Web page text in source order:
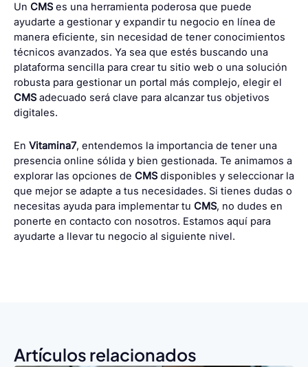
Un CMS es una herramienta poderosa que puede
ayudarte a gestionar y expandir tu negocio en línea de
manera eficiente, sin necesidad de tener conocimientos
técnicos avanzados. Ya sea que estés buscando una
plataforma sencilla para crear tu sitio web o una solución
robusta para gestionar un portal más complejo, elegir el
CMS adecuado será clave para alcanzar tus objetivos
digitales.
En Vitamina7, entendemos la importancia de tener una
presencia online sólida y bien gestionada. Te animamos a
explorar las opciones de CMS disponibles y seleccionar la
que mejor se adapte a tus necesidades. Si tienes dudas o
necesitas ayuda para implementar tu CMS, no dudes en
ponerte en contacto con nosotros. Estamos aquí para
ayudarte a llevar tu negocio al siguiente nivel.
Artículos relacionados